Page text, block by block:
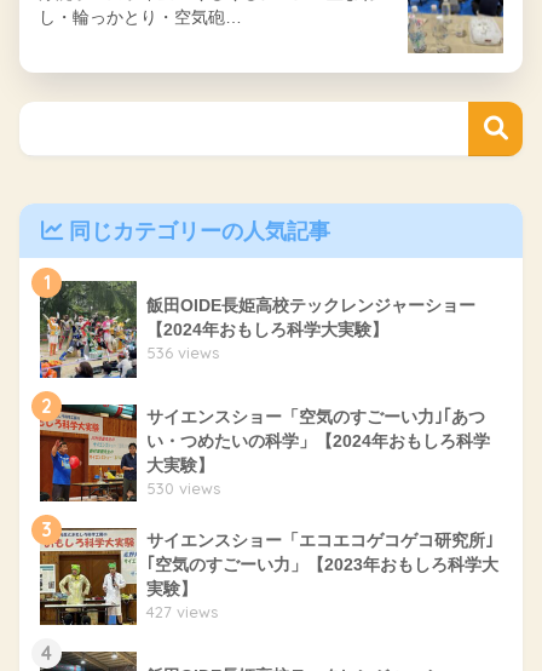
し・輪っかとり・空気砲…
同じカテゴリーの人気記事
1
飯田OIDE長姫高校テックレンジャーショー
【2024年おもしろ科学大実験】
536 views
2
サイエンスショー「空気のすごーい力｣｢あつ
い・つめたいの科学」【2024年おもしろ科学
大実験】
530 views
3
サイエンスショー「エコエコゲコゲコ研究所｣
｢空気のすごーい力」【2023年おもしろ科学大
実験】
427 views
4